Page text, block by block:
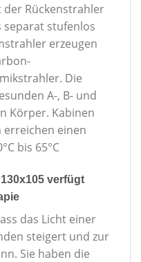
Rückenstrahler
stufenlos
erzeugen
Die
A-, B- und
Körper. Kabinen
einen
bis 65°C
verfügt
das Licht einer
steigert und zur
Sie haben die